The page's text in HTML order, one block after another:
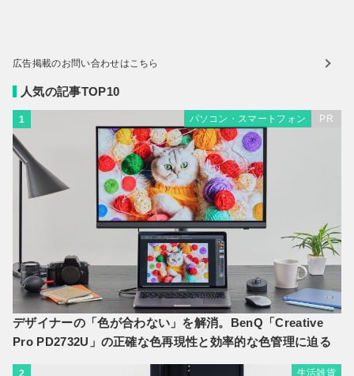
広告掲載のお問い合わせはこちら
人気の記事TOP10
1 パソコン・スマートフォン PR
デザイナーの「色が合わない」を解消。BenQ「Creative
Pro PD2732U」の正確な色再現性と効率的な色管理に迫る
生活雑貨